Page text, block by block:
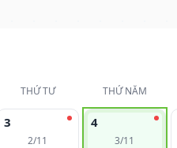
THỨ TƯ THỨ NĂM
3
2/11
4
3/11